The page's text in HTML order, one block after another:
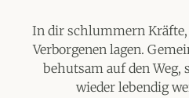
In dir schlummern
Verborgenen lagen.
behutsam auf den Weg,
wieder lebendig